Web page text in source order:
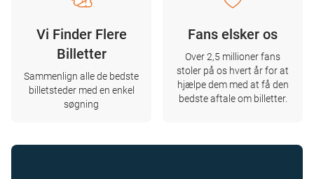
Vi Finder Flere
Billetter
Sammenlign alle de bedste
billetsteder med en enkel
søgning
Fans elsker os
Over 2,5 millioner fans
stoler på os hvert år for at
hjælpe dem med at få den
bedste aftale om billetter.